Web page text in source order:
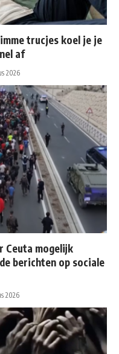
trucjes koel je je
af
2026
Ceuta mogelijk
berichten op sociale
2026